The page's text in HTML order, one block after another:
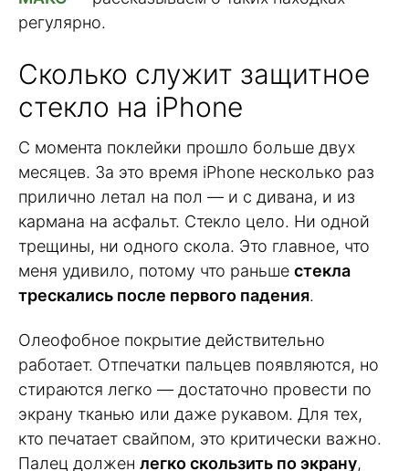
регулярно.
Сколько служит защитное
стекло на iPhone
С момента поклейки прошло больше двух
месяцев. За это время iPhone несколько раз
прилично летал на пол — и с дивана, и из
кармана на асфальт. Стекло цело. Ни одной
трещины, ни одного скола. Это главное, что
меня удивило, потому что раньше стекла
трескались после первого падения.
Олеофобное покрытие действительно
работает. Отпечатки пальцев появляются, но
стираются легко — достаточно провести по
экрану тканью или даже рукавом. Для тех,
кто печатает свайпом, это критически важно.
Палец должен легко скользить по экрану,